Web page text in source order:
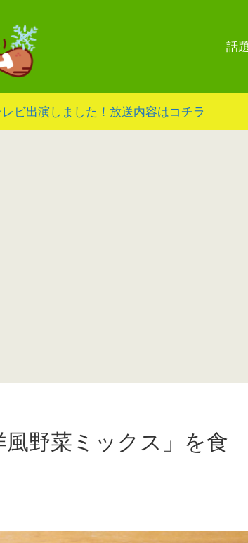
話
レビ出演しました！放送内容はコチラ
野菜ミックス」を食